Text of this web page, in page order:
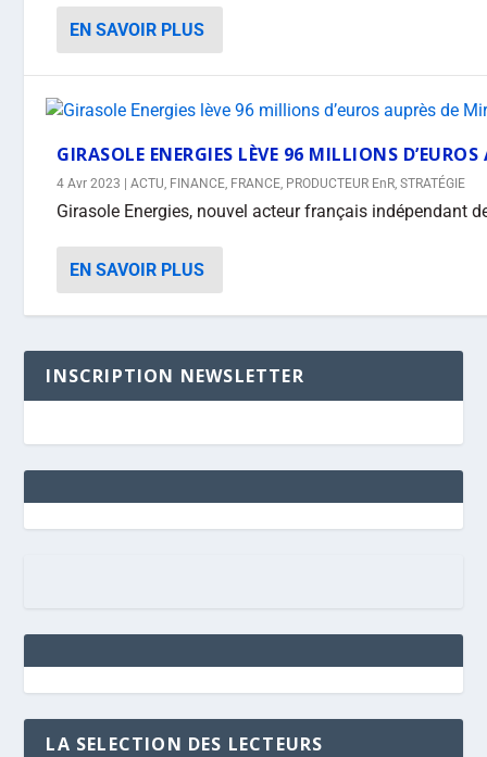
EN SAVOIR PLUS
GIRASOLE ENERGIES LÈVE 96 MILLIONS
4 Avr 2023 |ACTU, FINANCE, FRANCE, PRODUCTEUR EnR,STRATÉGIE
Girasole Energies, nouvel acteur français indépendant
EN SAVOIR PLUS
INSCRIPTION NEWSLETTER
LA SELECTION DES LECTEURS